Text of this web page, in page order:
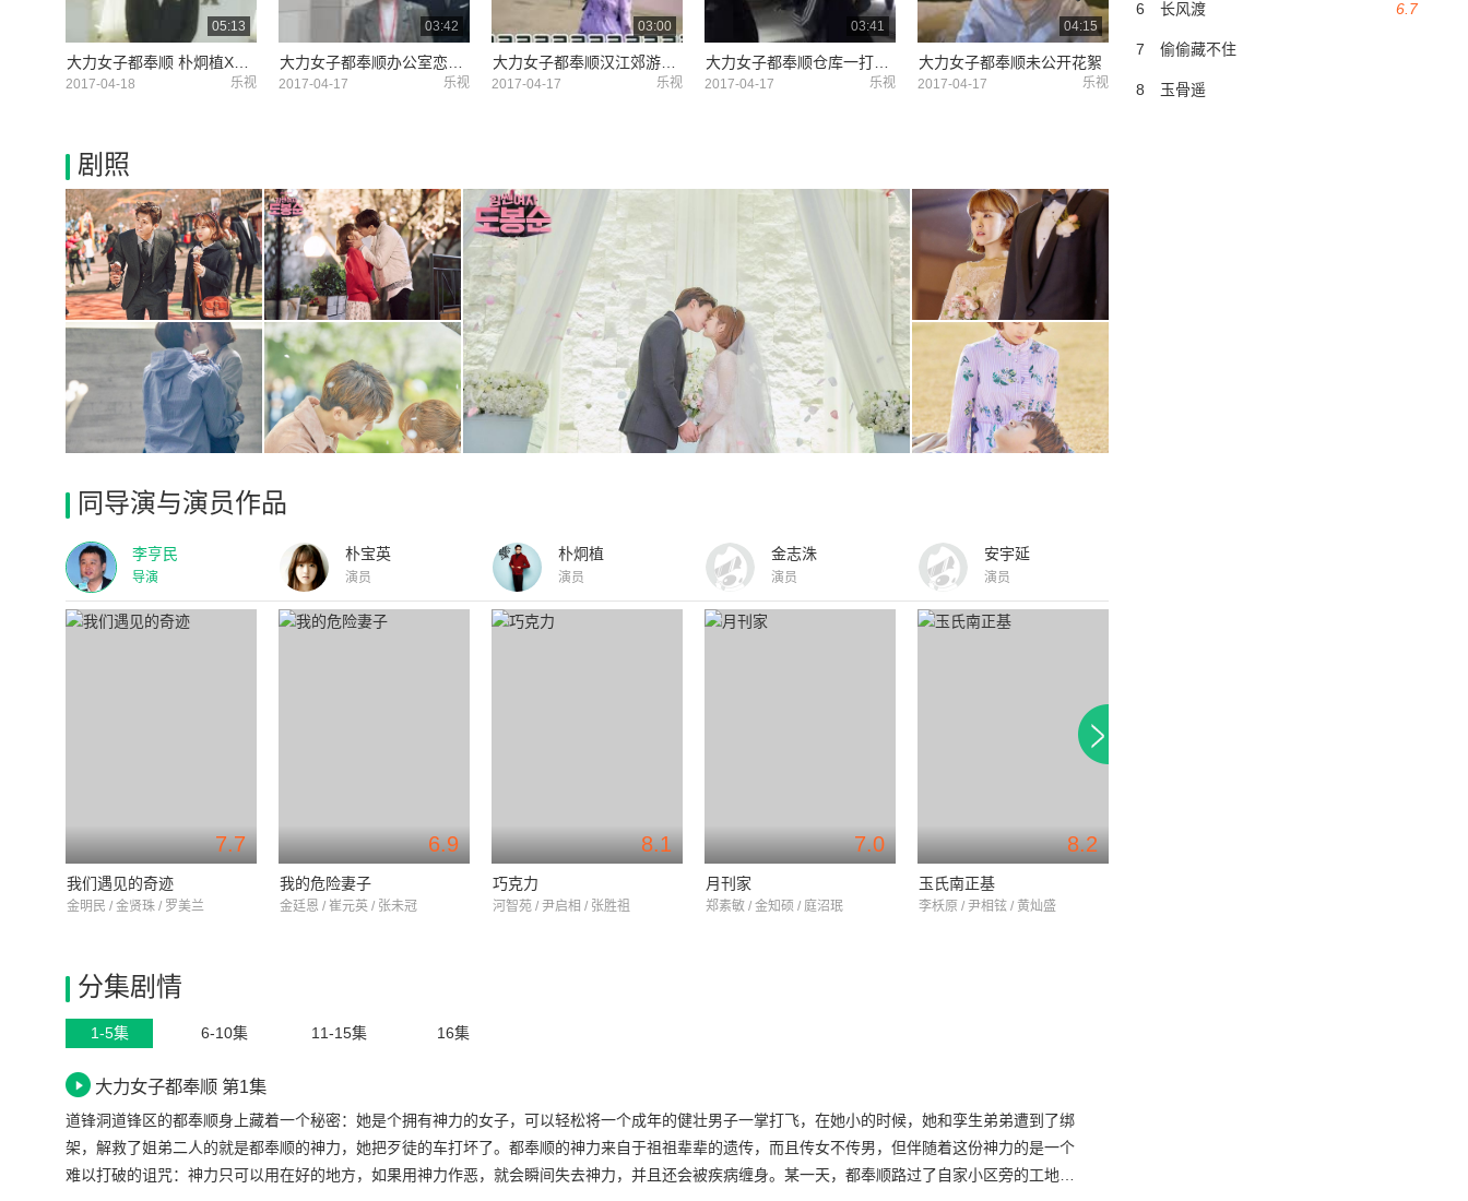
6.7
6 长风渡
7 偷偷藏不住
8 玉骨遥
05:13
2017-04-18 乐视
03:42
2017-04-17 乐视
03:00
2017-04-17 乐视
03:41
2017-04-17 乐视
04:15
大力女子都奉顺未公开花絮
2017-04-17 乐视 2017-04-17
剧照
同导演与演员作品
李亨民
导演
朴宝英
演员
朴炯植
演员
金志洙
演员
安宇延
演员
7.7
我们遇见的奇迹
金明民 / 金贤珠 / 罗美兰
6.9
我的危险妻子
金廷恩 / 崔元英 / 张未冠
8.1
巧克力
河智苑 / 尹启相 / 张胜祖
7.0
月刊家
郑素敏 / 金知硕 / 庭沼珉
8.2
玉氏南正基
李枖原 / 尹相铉 / 黄灿盛
分集剧情
1-5集 6-10集 11-15集 16集
大力女子都奉顺 第1集
道锋洞道锋区的都奉顺身上藏着一个秘密：她是个拥有神力的女子，可以轻松将一个成年的健壮男子一掌打飞，在她小的时候，她和孪生弟弟遭到了绑
架，解救了姐弟二人的就是都奉顺的神力，她把歹徒的车打坏了。都奉顺的神力来自于祖祖辈辈的遗传，而且传女不传男，但伴随着这份神力的是一个
难以打破的诅咒：神力只可以用在好的地方，如果用神力作恶，就会瞬间失去神力，并且还会被疾病缠身。某一天，都奉顺路过了自家小区旁的工地，